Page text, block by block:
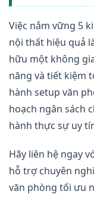
Việc nắm vững 5
nội thất hiệu quả
hữu một không
năng và tiết kiệm
hành setup văn
hoạch ngân sách
hành thực sự uy
Hãy liên hệ ngay
hỗ trợ chuyên
văn phòng tối ưu